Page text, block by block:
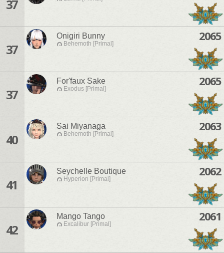
37
37
Onigiri Bunny
Behemoth [Primal]
2065
37
For'faux Sake
Exodus [Primal]
2065
40
Sai Miyanaga
Behemoth [Primal]
2063
41
Seychelle Boutique
Hyperion [Primal]
2062
42
Mango Tango
Excalibur [Primal]
2061